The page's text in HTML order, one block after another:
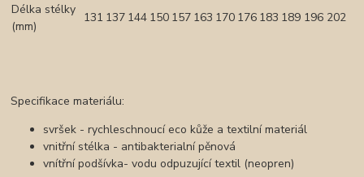
Délka stélky
(mm)
131 137 144 150 157 163 170 176 183 189 196 202
Specifikace materiálu:
svršek - rychleschnoucí eco kůže a textilní materiál
vnitřní stélka - antibakterialní pěnová
vnítřní podšívka- vodu odpuzující textil (neopren)